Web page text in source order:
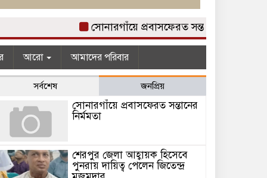
সোনারগাঁয়ে প্রবাসফেরত সন্তানের নির্মমতা
আরো আমাদের পরিবার
সর্বশেষ জনপ্রিয়
সোনারগাঁয়ে প্রবাসফেরত সন্তানের
নির্মমতা
শেরপুর জেলা আহ্বায়ক হিসেবে
পুনরায় দায়িত্ব পেলেন জিতেন্দ্র